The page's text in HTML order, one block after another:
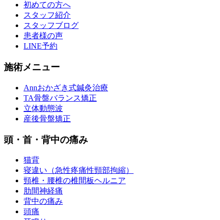
初めての方へ
スタッフ紹介
スタッフブログ
患者様の声
LINE予約
施術メニュー
Annおかざき式鍼灸治療
TA骨盤バランス矯正
立体動態波
産後骨盤矯正
頭・首・背中の痛み
猫背
寝違い（急性疼痛性頸部拘縮）
頸椎・腰椎の椎間板ヘルニア
肋間神経痛
背中の痛み
頭痛